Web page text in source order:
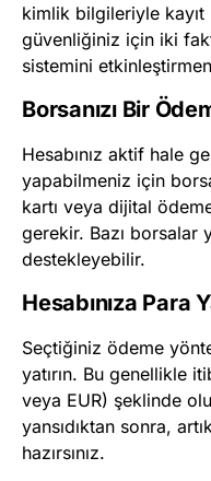
kimlik bilgileriyle
güvenliğiniz için iki
sistemini
Borsanızı Bir
Hesabınız aktif hale
yapabilmeniz için
kartı veya dijital
gerekir. Bazı borsalar
destekleyebilir.
Hesabınıza Para
Seçtiğiniz ödeme
yatırın. Bu genellikle
veya EUR) şeklinde
yansıdıktan sonra,
hazırsınız.